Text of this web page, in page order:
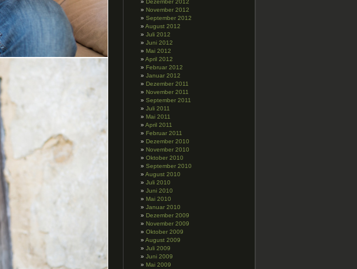
Dezember 2012
November 2012
September 2012
August 2012
Juli 2012
Juni 2012
Mai 2012
April 2012
Februar 2012
Januar 2012
Dezember 2011
November 2011
September 2011
Juli 2011
Mai 2011
April 2011
Februar 2011
Dezember 2010
November 2010
Oktober 2010
September 2010
August 2010
Juli 2010
Juni 2010
Mai 2010
Januar 2010
Dezember 2009
November 2009
Oktober 2009
August 2009
Juli 2009
Juni 2009
Mai 2009